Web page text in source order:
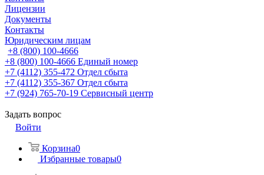
Лицензии
Документы
Контакты
Юридическим лицам
+8 (800) 100-4666
+8 (800) 100-4666 Единый номер
+7 (4112) 355-472 Отдел сбыта
+7 (4112) 355-367 Отдел сбыта
+7 (924) 765-70-19 Сервисный центр
Задать вопрос
Войти
Корзина0
Избранные товары0